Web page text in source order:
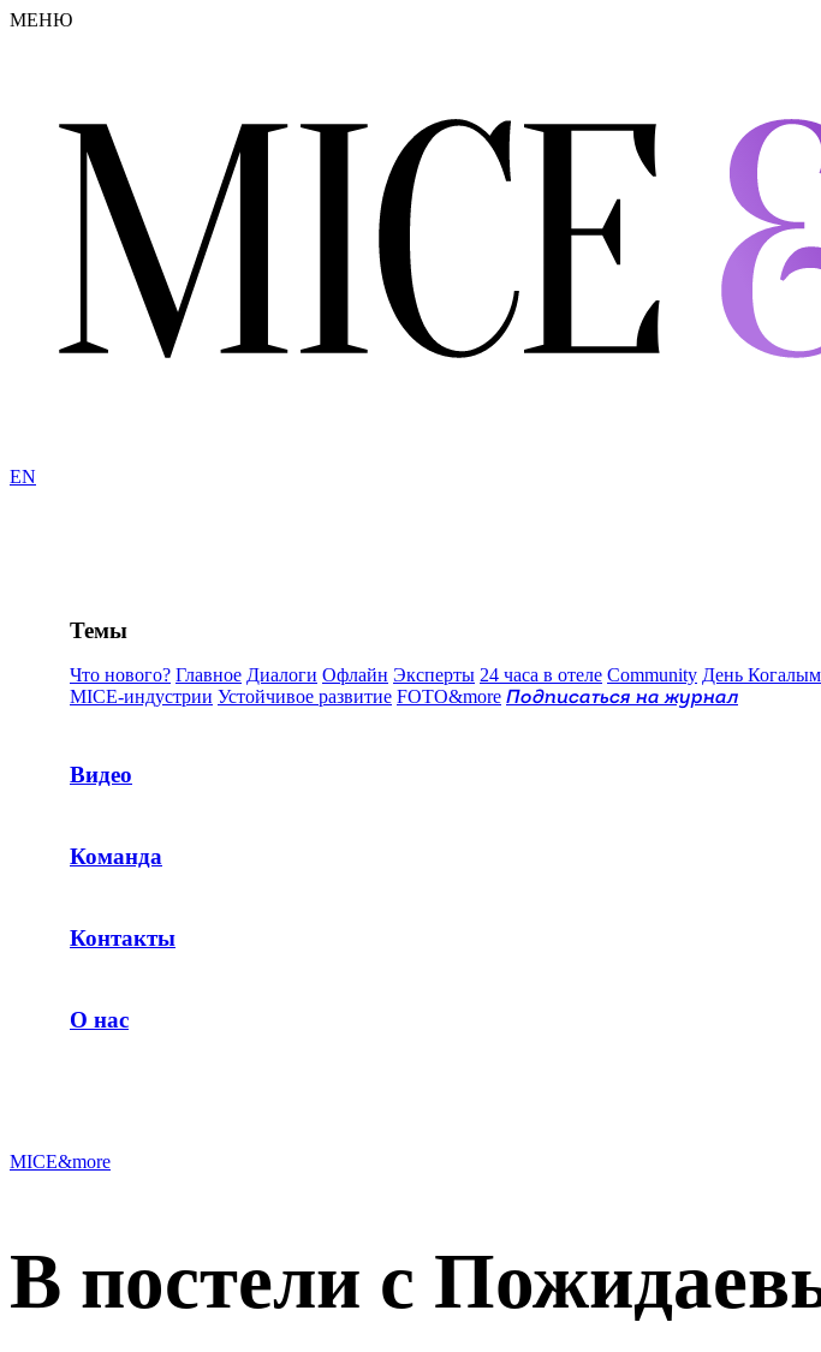
МЕНЮ
EN
Темы
Что нового? Главное Диалоги Офлайн Эксперты 24 часа в отеле Community День
MICE-индустрии Устойчивое развитие FOTO&more Подписаться на журнал
Видео
Команда
Контакты
О нас
MICE&more
В постели с